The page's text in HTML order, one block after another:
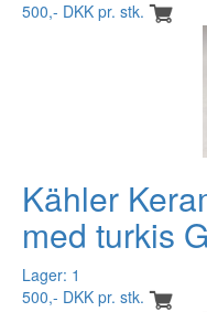
500,- DKK pr. stk.
Kähler
med turkis
Lager: 1
500,- DKK pr. stk.